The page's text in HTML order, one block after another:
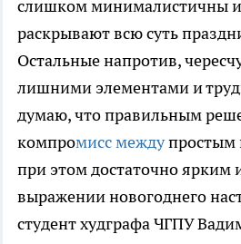
слишком минималистичны
раскрывают всю суть
Остальные напротив,
лишними элементами и
думаю, что правильным
компромисс междупростым
при этом достаточно ярким
выражении новогоднего
студент худграфа ЧГПУ